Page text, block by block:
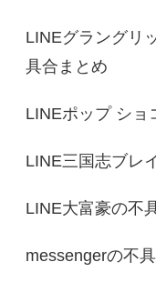
LINEグラングリ
具合まとめ
LINEポップ ショ
LINE三国志ブレ
LINE大富豪の不
messengerの不